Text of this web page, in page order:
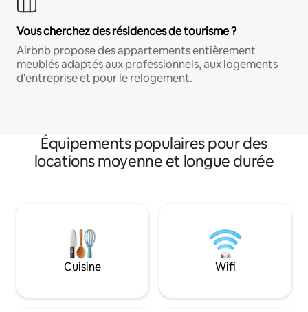
Vous cherchez des résidences de tourisme ?
Airbnb propose des appartements entièrement
meublés adaptés aux professionnels, aux logements
d'entreprise et pour le relogement.
Équipements populaires pour des
locations moyenne et longue durée
Cuisine Wifi